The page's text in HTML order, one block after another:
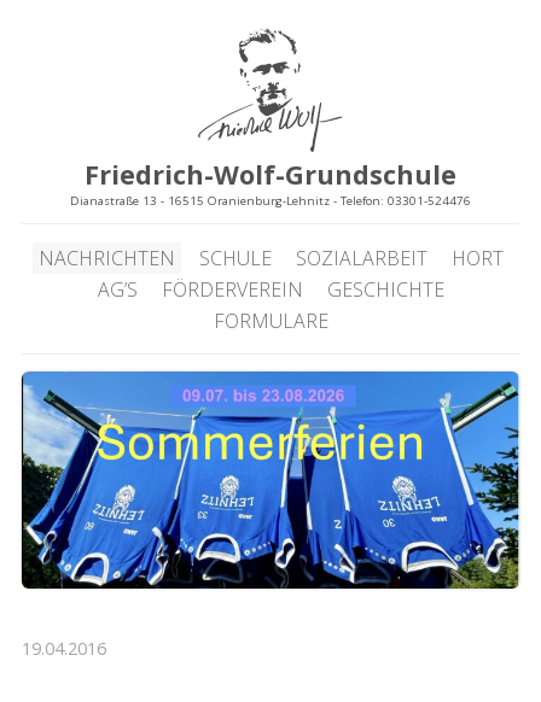
Friedrich-Wolf-Grundschule
Dianastraße 13 - 16515 Oranienburg-Lehnitz - Telefon: 03301-524476
NACHRICHTEN SCHULE SOZIALARBEIT
HORT
AG’S
FÖRDERVEREIN
GESCHICHTE
FORMULARE
19.04.2016